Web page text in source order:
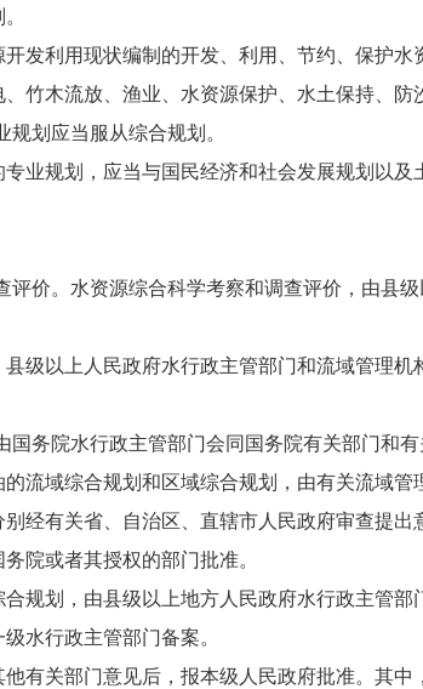
利用现状编制的开发、利用、节约、保护水
竹木流放、渔业、水资源保护、水土保持、防
划应当服从综合规划。
规划，应当与国民经济和社会发展规划以及
。水资源综合科学考察和调查评价，由县
以上人民政府水行政主管部门和流域管理机
院水行政主管部门会同国务院有关部门和
流域综合规划和区域综合规划，由有关流域
经有关省、自治区、直辖市人民政府审查提
院或者其授权的部门批准。
划，由县级以上地方人民政府水行政主管部
水行政主管部门备案。
关部门意见后，报本级人民政府批准。其中